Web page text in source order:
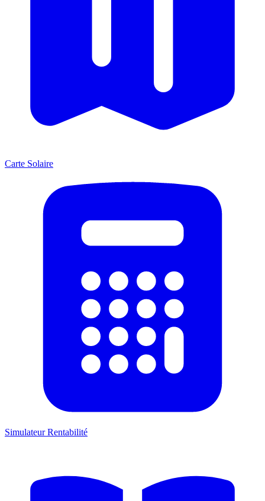
Carte Solaire
Simulateur Rentabilité